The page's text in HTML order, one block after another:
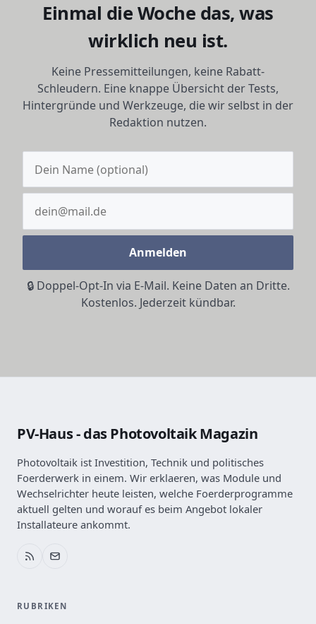
Einmal die Woche das, was
wirklich neu ist.
Keine Pressemitteilungen, keine Rabatt-
Schleudern. Eine knappe Übersicht der Tests,
Hintergründe und Werkzeuge, die wir selbst in der
Redaktion nutzen.
Anmelden
🔒 Doppel-Opt-In via E-Mail. Keine Daten an Dritte.
Kostenlos. Jederzeit kündbar.
PV-Haus - das Photovoltaik Magazin
Photovoltaik ist Investition, Technik und politisches
Foerderwerk in einem. Wir erklaeren, was Module und
Wechselrichter heute leisten, welche Foerderprogramme
aktuell gelten und worauf es beim Angebot lokaler
Installateure ankommt.
RUBRIKEN